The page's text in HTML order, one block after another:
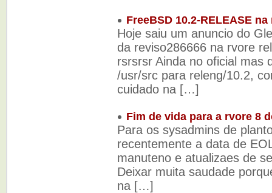
FreeBSD 10.2-RELEASE
Hoje saiu um anuncio do
da reviso286666 na rvore
rsrsrsr Ainda no oficial mas
/usr/src para releng/10.2,
cuidado na […]
Fim de vida para a rvore 8
Para os sysadmins de
recentemente a data de
manuteno e atualizaes de
Deixar muita saudade
na […]